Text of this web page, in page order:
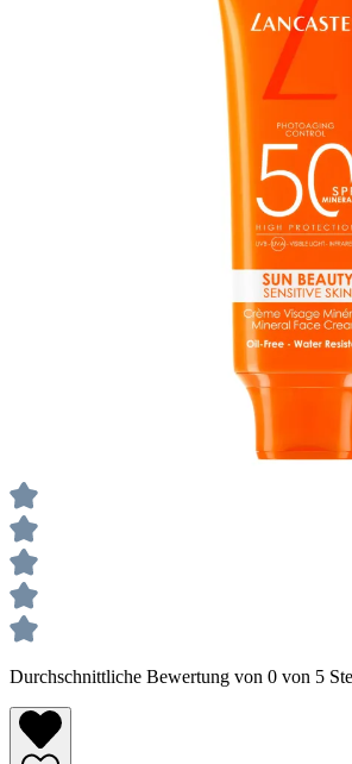
Durchschnittliche Bewertung von 0 von 5